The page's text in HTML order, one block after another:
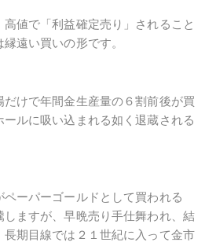
値で「利益確定売り」されること
遠い買いの形です。
けで年間金生産量の６割前後が買
ルに吸い込まれる如く退蔵される
ーパーゴールドとして買われる
しますが、早晩売り手仕舞われ、結
長期目線では２１世紀に入って金市